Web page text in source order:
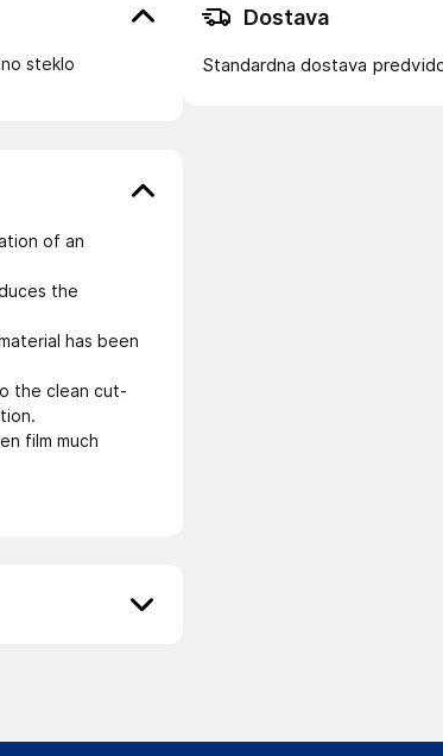
steklo
of an
the
has been
the clean cut-
film much
varnostne
Dostava
Standardna dostava